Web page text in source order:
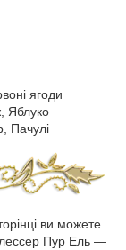
ягоди
Яблуко
Пачулі
ви можете
Пур Ель —